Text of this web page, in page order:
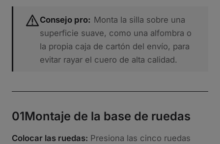
Consejo pro: Monta la silla sobre una
superficie suave, como una alfombra o
la propia caja de cartón del envío, para
evitar rayar el cuero de alta calidad.
01Montaje de la base de ruedas
Colocar las ruedas: Presiona las cinco ruedas